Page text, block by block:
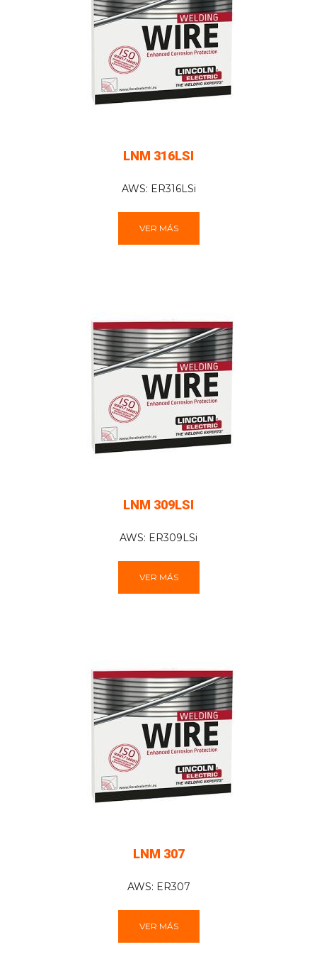
LNM 316LSI
AWS: ER316LSi
VER MÁS
LNM 309LSI
AWS: ER309LSi
VER MÁS
LNM 307
AWS: ER307
VER MÁS